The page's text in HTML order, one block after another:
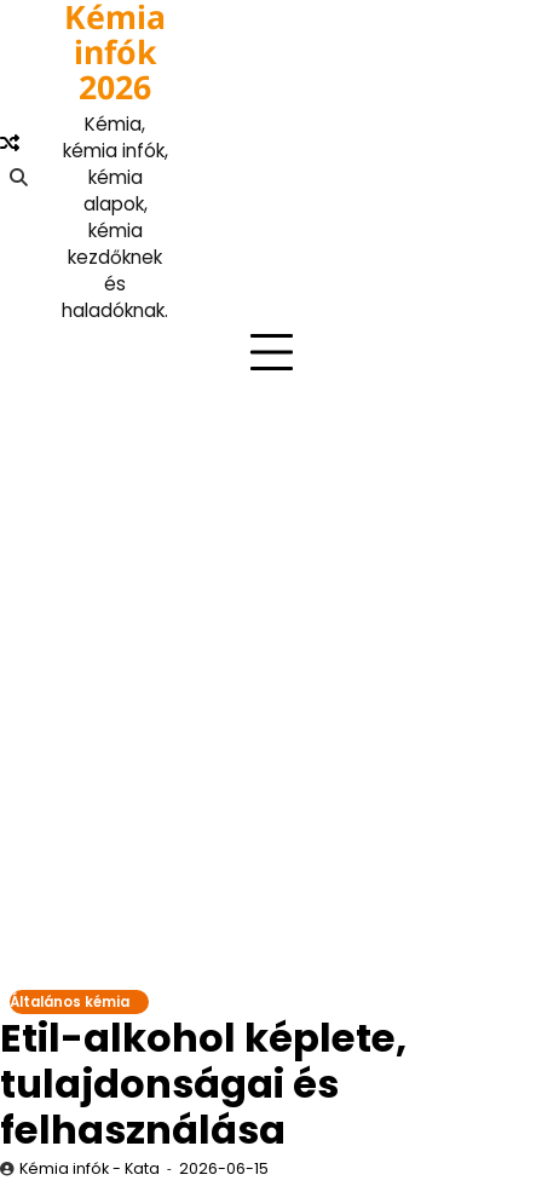
Kémia
infók
2026
Kémia,
kémia infók,
kémia
alapok,
kémia
kezdőknek
és
haladóknak.
Általános kémia
Etil-alkohol képlete,
tulajdonságai és
felhasználása
Kémia infók - Kata 2026-06-15